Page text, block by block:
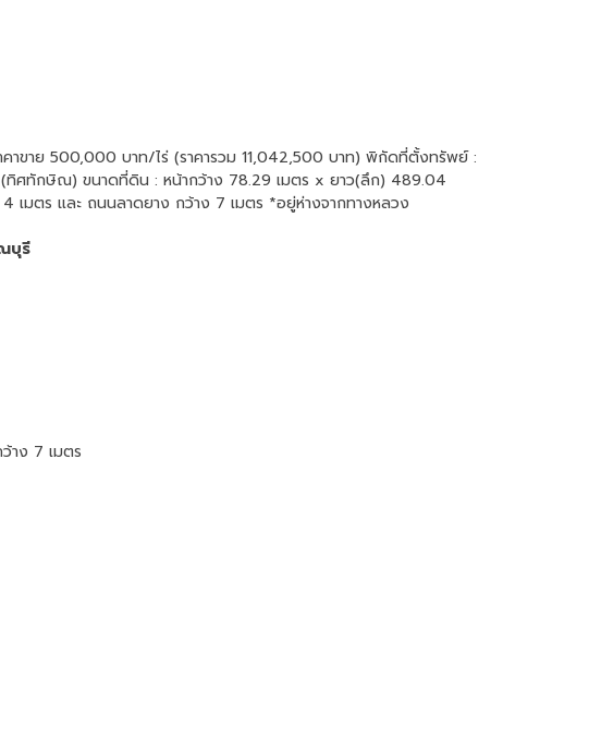
าขาย 500,000 บาท/ไร่ (ราคารวม 11,042,500 บาท) พิกัดที่ตั้งทรัพย์ :
ทิศทักษิณ) ขนาดที่ดิน : หน้ากว้าง 78.29 เมตร x ยาว(ลึก) 489.04
มตร และ ถนนลาดยาง กว้าง 7 เมตร *อยู่ห่างจากทางหลวง
บุรี
าง 7 เมตร